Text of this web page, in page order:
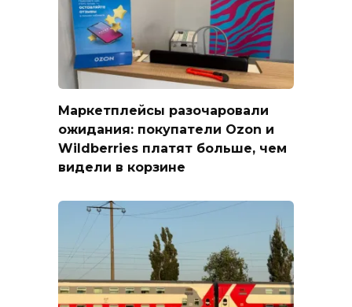
Маркетплейсы разочаровали
ожидания: покупатели Ozon и
Wildberries платят больше, чем
видели в корзине